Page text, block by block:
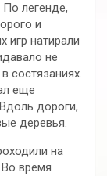
легенде,
и
игр натирали
не
состязаниях.
еще
дороги,
деревья.
на
время